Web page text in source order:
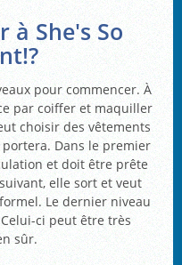
à She's So
pour commencer. À
par coiffer et maquiller
choisir des vêtements
Dans le premier
et doit être prête
elle sort et veut
Le dernier niveau
ci peut être très
sûr.